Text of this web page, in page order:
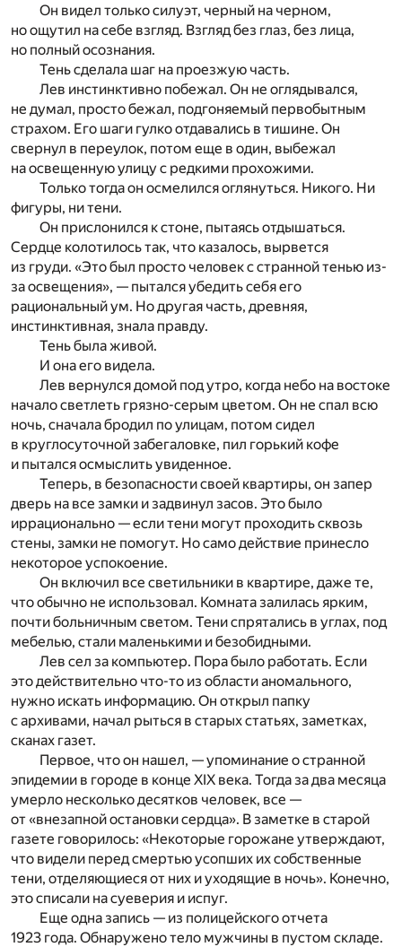
Он видел только силуэт, черный на черном,
но ощутил на себе взгляд. Взгляд без глаз, без лица,
но полный осознания.
Тень сделала шаг на проезжую часть.
Лев инстинктивно побежал. Он не оглядывался,
не думал, просто бежал, подгоняемый первобытным
страхом. Его шаги гулко отдавались в тишине. Он
свернул в переулок, потом еще в один, выбежал
на освещенную улицу с редкими прохожими.
Только тогда он осмелился оглянуться. Никого. Ни
фигуры, ни тени.
Он прислонился к стоне, пытаясь отдышаться.
Сердце колотилось так, что казалось, вырвется
из груди. «Это был просто человек с странной тенью из-
за освещения», — пытался убедить себя его
рациональный ум. Но другая часть, древняя,
инстинктивная, знала правду.
Тень была живой.
И она его видела.
Лев вернулся домой под утро, когда небо на востоке
начало светлеть грязно-серым цветом. Он не спал всю
ночь, сначала бродил по улицам, потом сидел
в круглосуточной забегаловке, пил горький кофе
и пытался осмыслить увиденное.
Теперь, в безопасности своей квартиры, он запер
дверь на все замки и задвинул засов. Это было
иррационально — если тени могут проходить сквозь
стены, замки не помогут. Но само действие принесло
некоторое успокоение.
Он включил все светильники в квартире, даже те,
что обычно не использовал. Комната залилась ярким,
почти больничным светом. Тени спрятались в углах, под
мебелью, стали маленькими и безобидными.
Лев сел за компьютер. Пора было работать. Если
это действительно что-то из области аномального,
нужно искать информацию. Он открыл папку
с архивами, начал рыться в старых статьях, заметках,
сканах газет.
Первое, что он нашел, — упоминание о странной
эпидемии в городе в конце XIX века. Тогда за два месяца
умерло несколько десятков человек, все —
от «внезапной остановки сердца». В заметке в старой
газете говорилось: «Некоторые горожане утверждают,
что видели перед смертью усопших их собственные
тени, отделяющиеся от них и уходящие в ночь». Конечно,
это списали на суеверия и испуг.
Еще одна запись — из полицейского отчета
1923 года. Обнаружено тело мужчины в пустом складе.